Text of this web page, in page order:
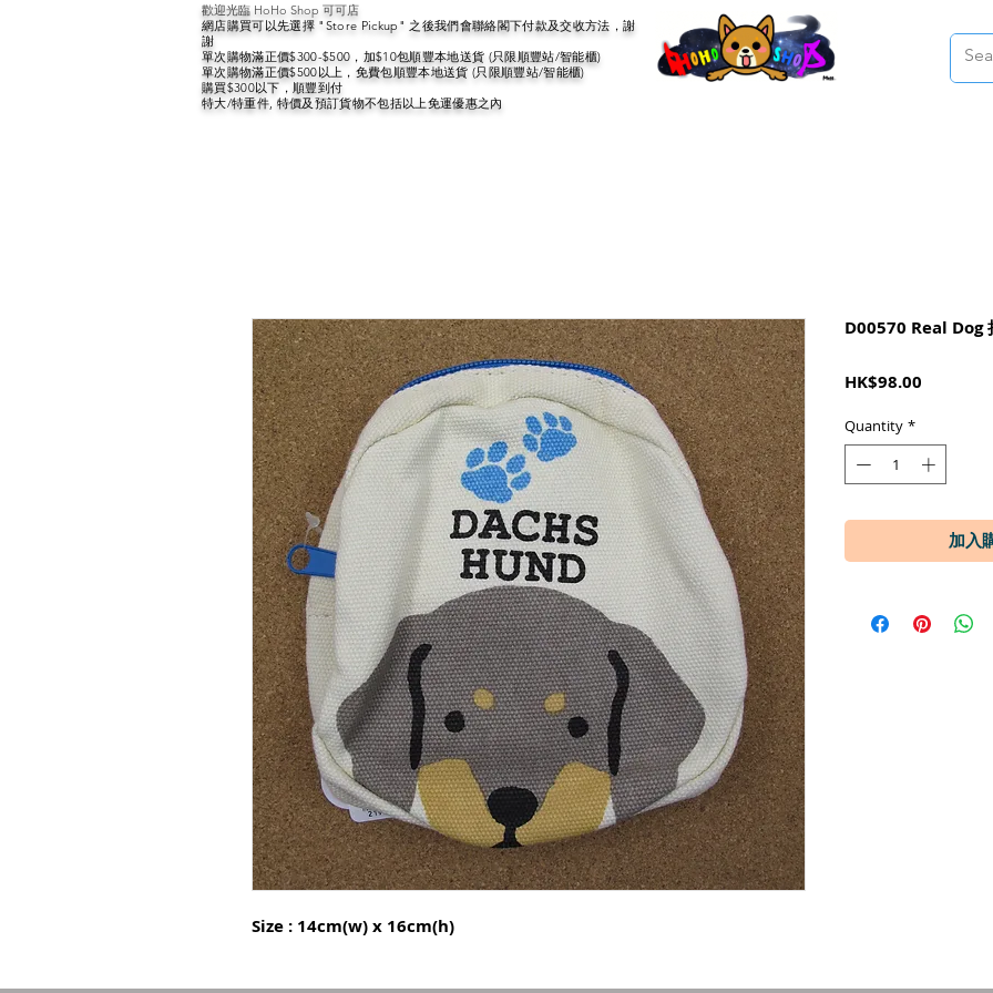
歡迎光臨 HoHo Shop 可可店
網店購買可以先選擇 "Store Pickup" 之後我們會聯絡閣下付款及交收方法，謝
謝
單次購物滿正價$300-$500，加$10包順豐本地送貨 (只限順豐站/智能櫃)
單次購物滿正價$500以上，免費包順豐本地送貨 (只限順豐站/智能櫃)
購買$300以下，順豐到付
特大/特重件, 特價及預訂貨物不包括以上免運優惠之內
Size : 14cm(w) x 16cm(h)
D00570 Real Dog
HK$98.00
Quantity *